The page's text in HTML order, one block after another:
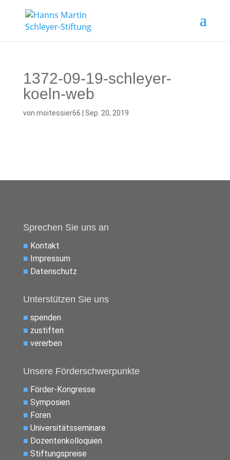
1372-09-19-schleyer-
koeln-web
von moitessier66 Sep. 20, 2019
Sprechen Sie uns an
■ Kontakt
■ Impressum
■ Datenschutz
Unterstützen Sie uns
■ spenden
■ zustiften
■ vererben
Unsere Förderschwerpunkte
■ Förder-Kongresse
■ Symposien
■ Foren
■ Universitätsseminare
■ Dozentenkolloquien
■ Stiftungspreise